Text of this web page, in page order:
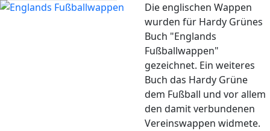
Die englischen Wappen
wurden für Hardy Grünes
Buch "Englands
Fußballwappen"
gezeichnet. Ein weiteres
Buch das Hardy Grüne
dem Fußball und vor allem
den damit verbundenen
Vereinswappen widmete.